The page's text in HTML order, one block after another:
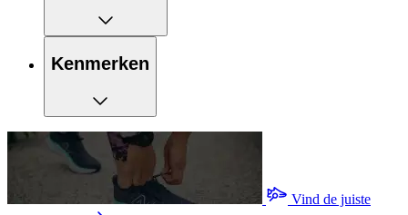
Kenmerken
Vind de juiste